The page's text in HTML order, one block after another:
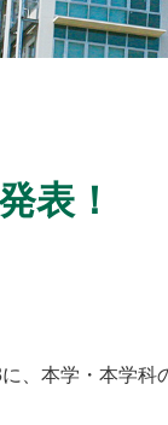
表！
本学・本学科